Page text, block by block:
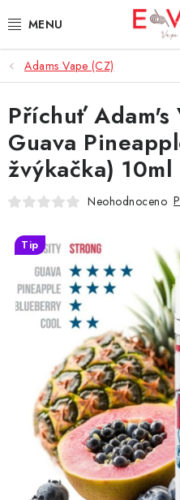
na
3D TISK
TIPY ZA DOBROU CENU
AROMATA A PŘÍCHUTĚ
BÁZE
E-LIQUIDY
E-CIGARETY
NIKOTINOVÉ SÁČKY
DÁRKOVÉ VOUCHERY
ATOMIZÉRY A CARTRIDGE
BATERIE A NABÍJEČKY
Adams Vape (CZ)
Příchuť Adam's
Guava
žvýkačka) 10ml
Neohodnoceno
Tip